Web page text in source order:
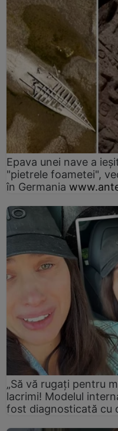
Epava unei nave a
"pietrele foametei",
în Germania
„Să vă rugați pentru
lacrimi! Modelul
fost diagnosticată cu